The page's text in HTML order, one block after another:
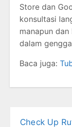
Store dan
konsultasi
manapun dan
dalam
Baca juga:
Check Up